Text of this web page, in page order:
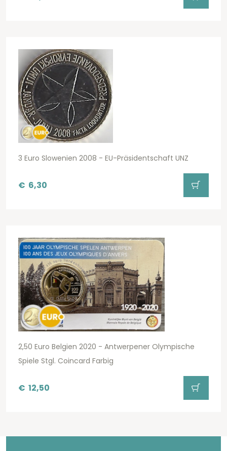
3 Euro Slowenien 2008 - EU-Präsidentschaft UNZ
€ 6,30
2,50 Euro Belgien 2020 - Antwerpener Olympische
Spiele Stgl. Coincard Farbig
€ 12,50